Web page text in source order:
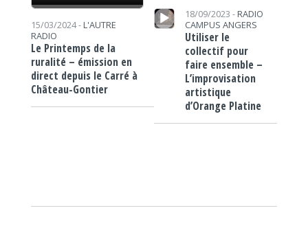
15/03/2024 - L'AUTRE
RADIO
Le Printemps de la
ruralité – émission en
direct depuis le Carré à
Château-Gontier
Lecteur audio
18/09/2023 - RADIO
CAMPUS ANGERS
Utiliser le
collectif pour
faire ensemble –
L’improvisation
artistique
d’Orange Platine